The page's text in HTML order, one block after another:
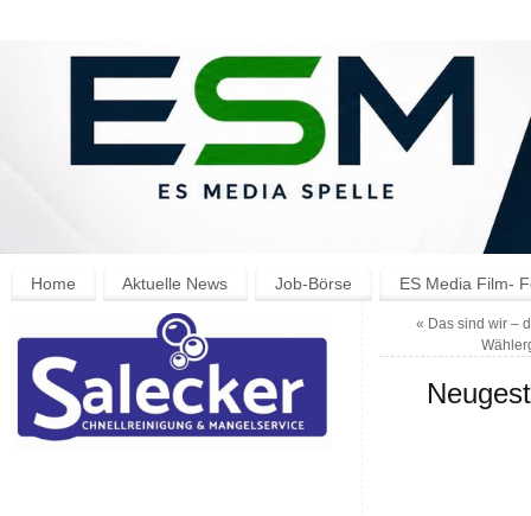
Home Aktuelle News Job-Börse ES Media Film-
« Das sind wir –